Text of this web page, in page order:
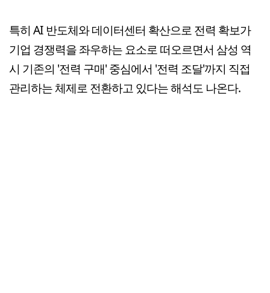
특히 AI 반도체와 데이터센터 확산으로 전력 확보가
기업 경쟁력을 좌우하는 요소로 떠오르면서 삼성 역
시 기존의 '전력 구매' 중심에서 '전력 조달'까지 직접
관리하는 체제로 전환하고 있다는 해석도 나온다.